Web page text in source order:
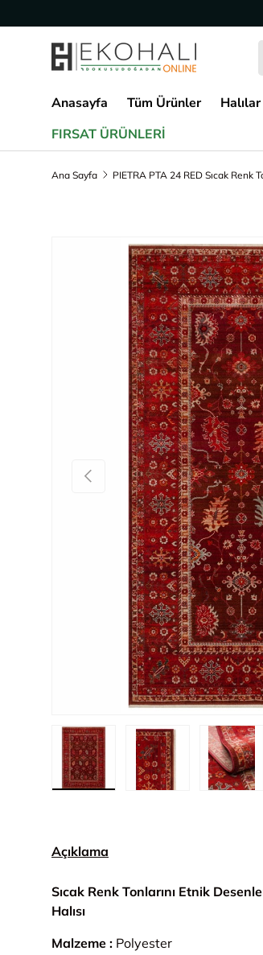
İçeriğe geç
Anasayfa Tüm Ürünler Halılar
FIRSAT ÜRÜNLERİ
Ana Sayfa
Ürün bilgisine geç
Önceki
Açıklama
Sıcak Renk Tonlarını Etnik
Halısı
Malzeme : Polyester